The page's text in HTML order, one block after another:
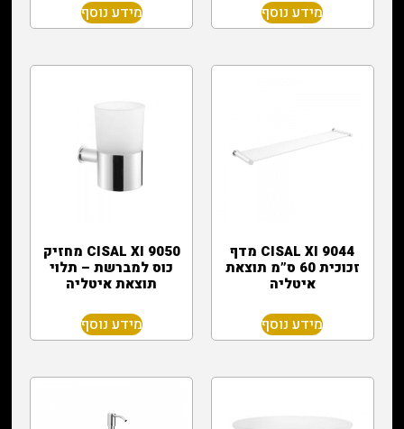
מידע נוסף מידע נוסף
CISAL XI 9044 מדף
זכוכית 60 ס”מ תוצאת
איטליה
מידע נוסף
CISAL XI 9050 מחזיק
כוס למברשת – תלוי
תוצאת איטליה
מידע נוסף